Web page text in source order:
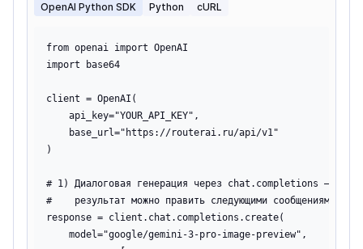
OpenAI Python SDK Python cURL
from openai import OpenAI
import base64
client = OpenAI(
    api_key="YOUR_API_KEY",
    base_url="https://routerai.ru/api/v1"
)
# 1) Диалоговая генерация через chat.completions — с
#    результат можно править следующими сообщениями
response = client.chat.completions.create(
    model="google/gemini-3-pro-image-preview",